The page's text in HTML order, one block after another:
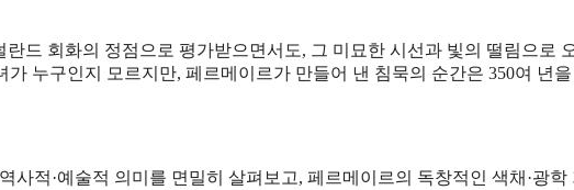
란드 회화의 정점으로 평가받으면서도, 그 미묘한 시선과 빛의 떨림으로
가 누구인지 모르지만, 페르메이르가 만들어 낸 침묵의 순간은 350여 년
적·예술적 의미를 면밀히 살펴보고, 페르메이르의 독창적인 색채·광학